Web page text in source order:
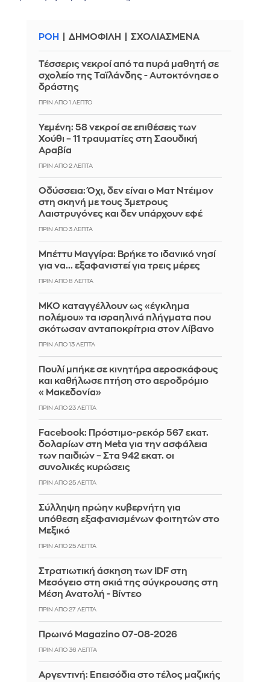
ΡΟΗ ΔΗΜΟΦΙΛΗ ΣΧΟΛΙΑΣΜΕΝΑ
Τέσσερις νεκροί από τα πυρά μαθητή σε
σχολείο της Ταϊλάνδης - Αυτοκτόνησε ο
δράστης
ΠΡΙΝ ΑΠΌ 1 ΛΕΠΤΌ
Υεμένη: 58 νεκροί σε επιθέσεις των
Χούθι – 11 τραυματίες στη Σαουδική
Αραβία
ΠΡΙΝ ΑΠΌ 2 ΛΕΠΤΆ
Οδύσσεια: Όχι, δεν είναι ο Ματ Ντέιμον
στη σκηνή με τους 3μετρους
Λαιστρυγόνες και δεν υπάρχουν εφέ
ΠΡΙΝ ΑΠΌ 3 ΛΕΠΤΆ
Μπέττυ Μαγγίρα: Βρήκε το ιδανικό νησί
για να... εξαφανιστεί για τρεις μέρες
ΠΡΙΝ ΑΠΌ 8 ΛΕΠΤΆ
ΜΚΟ καταγγέλλουν ως «έγκλημα
πολέμου» τα ισραηλινά πλήγματα που
σκότωσαν ανταποκρίτρια στον Λίβανο
ΠΡΙΝ ΑΠΌ 13 ΛΕΠΤΆ
Πουλί μπήκε σε κινητήρα αεροσκάφους
και καθήλωσε πτήση στο αεροδρόμιο
«Μακεδονία»
ΠΡΙΝ ΑΠΌ 23 ΛΕΠΤΆ
Facebook: Πρόστιμο-ρεκόρ 567 εκατ.
δολαρίων στη Meta για την ασφάλεια
των παιδιών – Στα 942 εκατ. οι
συνολικές κυρώσεις
ΠΡΙΝ ΑΠΌ 25 ΛΕΠΤΆ
Σύλληψη πρώην κυβερνήτη για
υπόθεση εξαφανισμένων φοιτητών στο
Μεξικό
ΠΡΙΝ ΑΠΌ 25 ΛΕΠΤΆ
Στρατιωτική άσκηση των IDF στη
Μεσόγειο στη σκιά της σύγκρουσης στη
Μέση Ανατολή - Βίντεο
ΠΡΙΝ ΑΠΌ 27 ΛΕΠΤΆ
Πρωινό Magazino 07-08-2026
ΠΡΙΝ ΑΠΌ 36 ΛΕΠΤΆ
Αργεντινή: Επεισόδια στο τέλος μαζικής